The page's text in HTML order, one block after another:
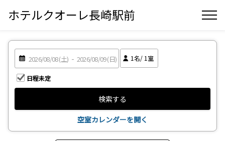
ホテルクオーレ長崎駅前
日程未定
1名/ 1 室
検索する
空室カレンダーを開く